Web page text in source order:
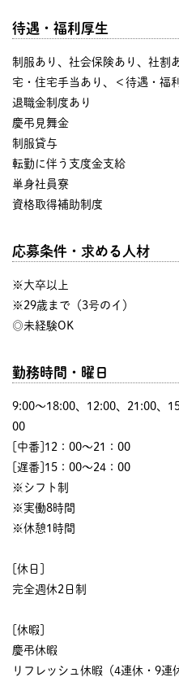
待遇・福利厚生
制服あり、社会保険あり、社割
宅・住宅手当あり、＜待遇・福
退職金制度あり
慶弔見舞金
制服貸与
転勤に伴う支度金支給
単身社員寮
資格取得補助制度
応募条件・求める人材
※大卒以上
※29歳まで（3号のイ）
◎未経験OK
勤務時間・曜日
9:00〜18:00、12:00、21:00、
00
[中番]12：00～21：00
[遅番]15：00～24：00
※シフト制
※実働8時間
※休憩1時間
[休日]
完全週休2日制
[休暇]
慶弔休暇
リフレッシュ休暇（4連休・9連